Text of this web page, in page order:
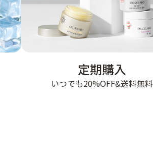
定期購入
いつでも20%OFF&送料無料